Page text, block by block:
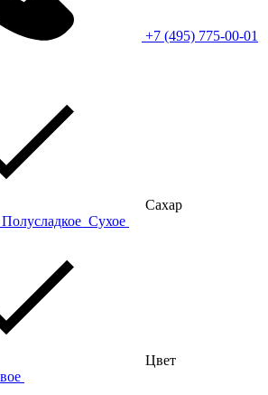
+7 (495) 775-00-01
Сахар
Полусладкое Сухое
Цвет